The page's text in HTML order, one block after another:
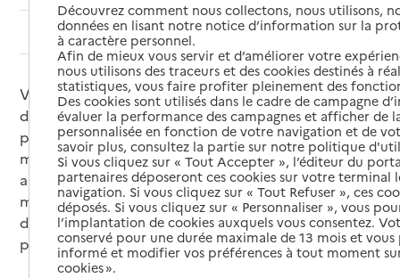
Sommaire
Vous cherchez un EHPAD (établissement
d’hébergement pour personnes âgées dépendantes)
pouvant accueillir une personne atteinte de la
maladie d’Alzheimer ou d’une maladie
apparentée. Tous les EHPAD sont normalement en
mesure de le faire sous réserve des possibilités
d’accueil de l’établissement. Certains EHPAD
proposent des solutions adaptées.
Découvrez comment nous collectons, nous utilisons,
données en lisant notre notice d’information sur la
à caractère personnel.
Afin de mieux vous servir et d’améliorer votre
nous utilisons des traceurs et des cookies destinés à
statistiques, vous faire profiter pleinement des
Des cookies sont utilisés dans le cadre de campagne
évaluer la performance des campagnes et afficher de
personnalisée en fonction de votre navigation et de
savoir plus, consultez la partie sur notre politique
Si vous cliquez sur « Tout Accepter », l’éditeur du
partenaires déposeront ces cookies sur votre terminal
navigation. Si vous cliquez sur « Tout Refuser », ces
déposés. Si vous cliquez sur « Personnaliser », vous
l’implantation de cookies auxquels vous consentez.
conservé pour une durée maximale de 13 mois et
informé et modifier vos préférences à tout moment
cookies ».